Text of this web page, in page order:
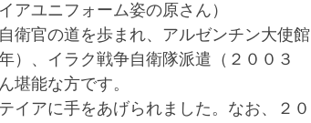
アユニフォーム姿の原さん）
衛官の道を歩まれ、アルゼンチン大使館
）、イラク戦争自衛隊派遣（２００３
ん堪能な方です。
アに手をあげられました。なお、２０